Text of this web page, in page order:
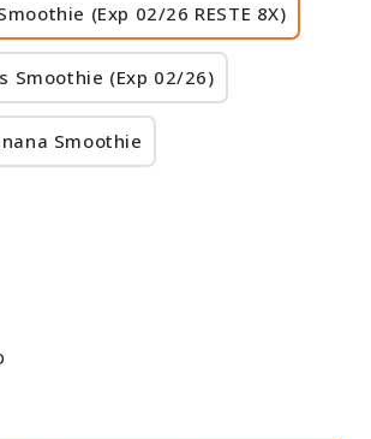
(Exp 02/26 RESTE 8X)
Smoothie (Exp 02/26)
Smoothie